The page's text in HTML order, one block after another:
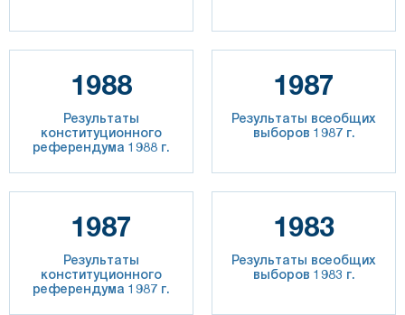
1988
Результаты
конституционного
референдума 1988 г.
1987
Результаты всеобщих
выборов 1987 г.
1987
Результаты
конституционного
референдума 1987 г.
1983
Результаты всеобщих
выборов 1983 г.